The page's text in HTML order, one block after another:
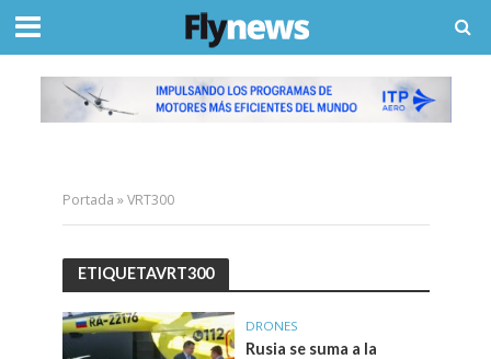
Portada »VRT300
ETIQUETAVRT300
DRONES
Rusia se suma a la